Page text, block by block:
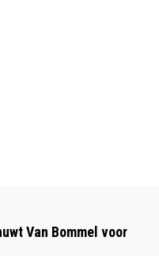
Van Bommel voor